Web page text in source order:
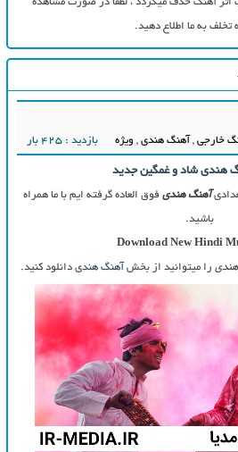
تخلف به ما اطلاع دهید.
خارجی, آهنگ هندی, ویژه بازدید : 425 بار
هندی شاد و غمگین جدید
آهنگ هندی فوق العاده گرفته ایم با ما همراه
باشید.
Download New Hindi
را میتوانید از بخش آهنگ هندی دانلود کنید.